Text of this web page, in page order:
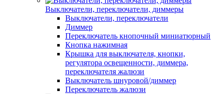
Выключатели, переключатели, диммеры
Выключатели, переключатели
Диммер
Переключатель кнопочный миниатюрный
Кнопка нажимная
Крышка для выключателя, кнопки,
регулятора освещенности, диммера,
переключателя жалюзи
Выключатель шнуровой/диммер
Переключатель жалюзи